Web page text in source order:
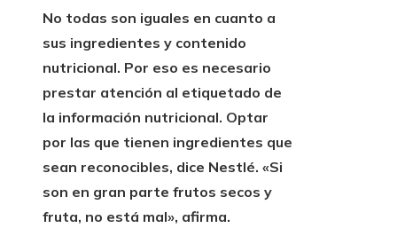
No todas son iguales en cuanto a
sus ingredientes y contenido
nutricional. Por eso es necesario
prestar atención al etiquetado de
la información nutricional. Optar
por las que tienen ingredientes que
sean reconocibles, dice Nestlé. «Si
son en gran parte frutos secos y
fruta, no está mal», afirma.